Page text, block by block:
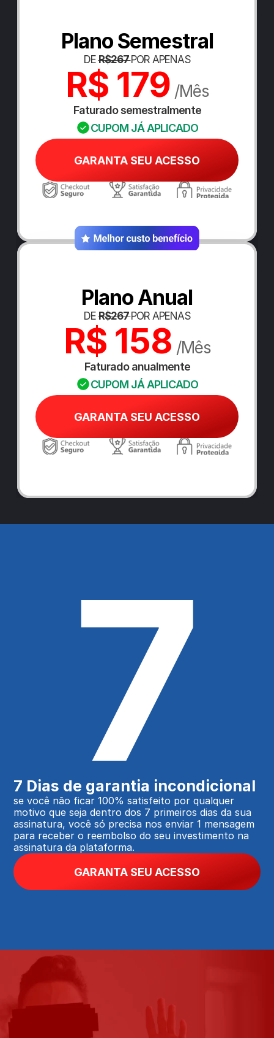
Plano Semestral
DE R$267 POR APENAS
R$ 179 /Mês
CUPOM JÁ APLICADO
Faturado semestralmente
GARANTA SEU ACESSO
Plano Anual
DE R$267 POR APENAS
R$ 158 /Mês
CUPOM JÁ APLICADO
Faturado anualmente
GARANTA SEU ACESSO
7
7 Dias de garantia incondicional
se você não ficar 100% satisfeito por qualquer
motivo que seja dentro dos 7 primeiros dias da sua
assinatura, você só precisa nos enviar 1 mensagem
para receber o reembolso do seu investimento na
assinatura da plataforma.
GARANTA SEU ACESSO